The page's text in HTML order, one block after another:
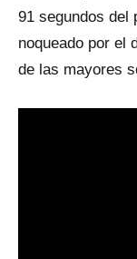
91 segundos del
noqueado por el
de las mayores